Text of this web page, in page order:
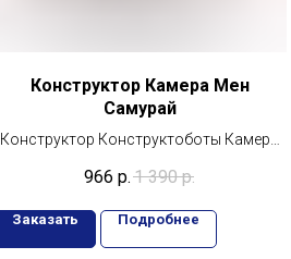
Конструктор Камера Мен
Самурай
Конструктор Конструктоботы Камера
966 р. 1 390 р.
Заказать Подробнее